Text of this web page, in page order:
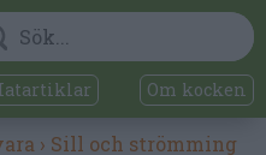
Om kocken
› Sill och strömming